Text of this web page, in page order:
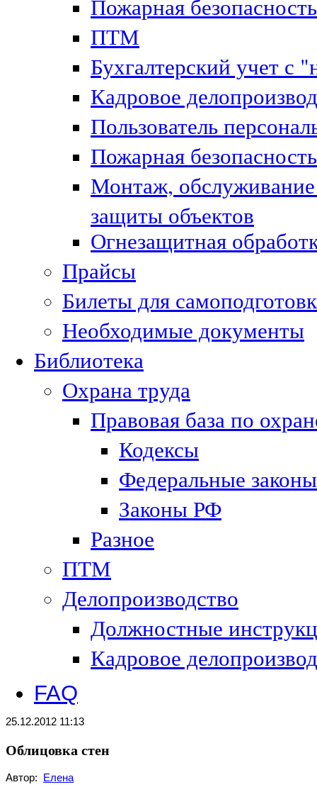
Пожарная безопасность
ПТМ
Бухгалтерский учет с
Кадровое
Пользователь
Пожарная
Монтаж,
защиты объектов
Огнезащитная
Прайсы
Билеты для
Необходимые документы
Библиотека
Охрана труда
Правовая база по
Кодексы
Федеральные законы
Законы РФ
Разное
ПТМ
Делопроизводство
Должностные
Кадровое
FAQ
25.12.2012 11:13
Облицовка стен
Автор: Елена